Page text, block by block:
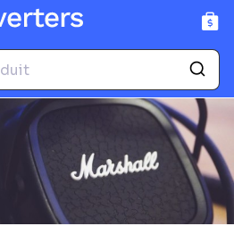
Voir tous les produits
vidéo
Voir tous les produits